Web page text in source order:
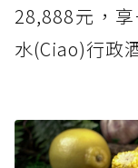
28,888元，
水(Ciao)行政